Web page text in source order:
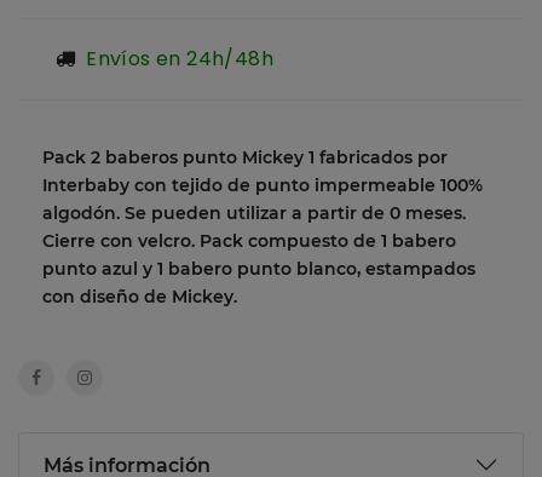
Envíos en 24h/48h
Pack 2 baberos punto Mickey 1 fabricados por
Interbaby con tejido de punto impermeable 100%
algodón. Se pueden utilizar a partir de 0 meses.
Cierre con velcro. Pack compuesto de 1 babero
punto azul y 1 babero punto blanco, estampados
con diseño de Mickey.
Más información